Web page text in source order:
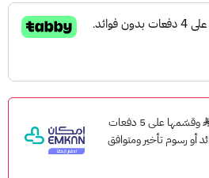
دعم كامل لشبكات [5G/4G/3G/LTE] لتصفح
احتياجاتك الأساسية بأفضل سعر.
تعمل فوراً دون الحاجة لزيارة أي
وقسّمها على 5 دفعات
أو رسوم تأخير ومتوافق